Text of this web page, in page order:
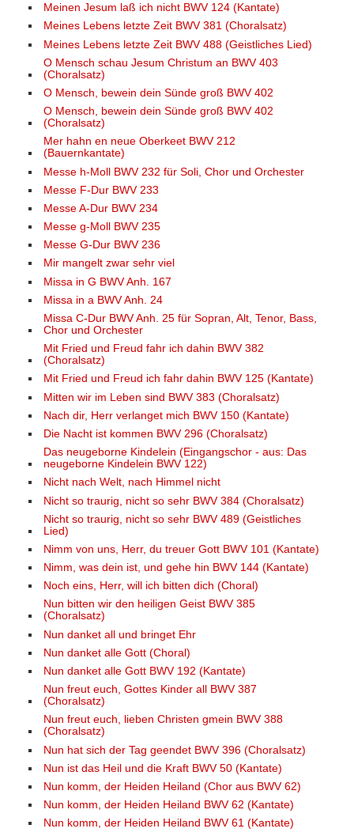
Meinen Jesum laß ich nicht BWV 124 (Kantate)
Meines Lebens letzte Zeit BWV 381 (Choralsatz)
Meines Lebens letzte Zeit BWV 488 (Geistliches Lied)
O Mensch schau Jesum Christum an BWV 403
(Choralsatz)
O Mensch, bewein dein Sünde groß BWV 402
O Mensch, bewein dein Sünde groß BWV 402
(Choralsatz)
Mer hahn en neue Oberkeet BWV 212
(Bauernkantate)
Messe h-Moll BWV 232 für Soli, Chor und Orchester
Messe F-Dur BWV 233
Messe A-Dur BWV 234
Messe g-Moll BWV 235
Messe G-Dur BWV 236
Mir mangelt zwar sehr viel
Missa in G BWV Anh. 167
Missa in a BWV Anh. 24
Missa C-Dur BWV Anh. 25 für Sopran, Alt, Tenor, Bass,
Chor und Orchester
Mit Fried und Freud fahr ich dahin BWV 382
(Choralsatz)
Mit Fried und Freud ich fahr dahin BWV 125 (Kantate)
Mitten wir im Leben sind BWV 383 (Choralsatz)
Nach dir, Herr verlanget mich BWV 150 (Kantate)
Die Nacht ist kommen BWV 296 (Choralsatz)
Das neugeborne Kindelein (Eingangschor - aus: Das
neugeborne Kindelein BWV 122)
Nicht nach Welt, nach Himmel nicht
Nicht so traurig, nicht so sehr BWV 384 (Choralsatz)
Nicht so traurig, nicht so sehr BWV 489 (Geistliches
Lied)
Nimm von uns, Herr, du treuer Gott BWV 101 (Kantate)
Nimm, was dein ist, und gehe hin BWV 144 (Kantate)
Noch eins, Herr, will ich bitten dich (Choral)
Nun bitten wir den heiligen Geist BWV 385
(Choralsatz)
Nun danket all und bringet Ehr
Nun danket alle Gott (Choral)
Nun danket alle Gott BWV 192 (Kantate)
Nun freut euch, Gottes Kinder all BWV 387
(Choralsatz)
Nun freut euch, lieben Christen gmein BWV 388
(Choralsatz)
Nun hat sich der Tag geendet BWV 396 (Choralsatz)
Nun ist das Heil und die Kraft BWV 50 (Kantate)
Nun komm, der Heiden Heiland (Chor aus BWV 62)
Nun komm, der Heiden Heiland BWV 62 (Kantate)
Nun komm, der Heiden Heiland BWV 61 (Kantate)